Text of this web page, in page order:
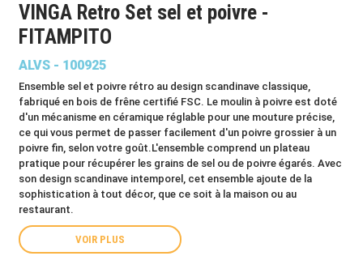
VINGA Retro Set sel et poivre -
FITAMPITO
ALVS - 100925
Ensemble sel et poivre rétro au design scandinave classique,
fabriqué en bois de frêne certifié FSC. Le moulin à poivre est doté
d'un mécanisme en céramique réglable pour une mouture précise,
ce qui vous permet de passer facilement d'un poivre grossier à un
poivre fin, selon votre goût.L'ensemble comprend un plateau
pratique pour récupérer les grains de sel ou de poivre égarés. Avec
son design scandinave intemporel, cet ensemble ajoute de la
sophistication à tout décor, que ce soit à la maison ou au
restaurant.
VOIR PLUS